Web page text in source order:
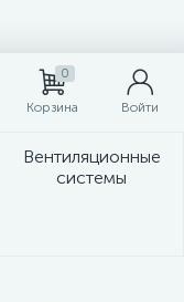
0
Корзина Войти
Вентиляционные
системы